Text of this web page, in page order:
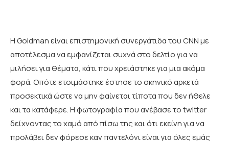
Η Goldman είναι επιστημονική συνεργάτιδα του CNN με
αποτέλεσμα να εμφανίζεται συχνά στο δελτίο για να
μιλήσει για θέματα, κάτι που χρειάστηκε για μια ακόμα
φορά. Οπότε ετοιμάστηκε έστησε το σκηνικό αρκετά
προσεκτικά ώστε να μην φαίνεται τίποτα που δεν ήθελε
και τα κατάφερε. Η φωτογραφία που ανέβασε το twitter
δείχνοντας το χαμό από πίσω της και ότι εκείνη για να
προλάβει δεν φόρεσε καν παντελόνι είναι για όλες εμάς